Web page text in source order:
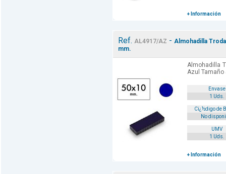
+ Información
Ref. AL4917/AZ - Almohadilla
mm.
Almohadilla
Azul Tamaño
Envase
1 Uds.
Cï¿½digo de
No
UMV
1 Uds.
+ Información